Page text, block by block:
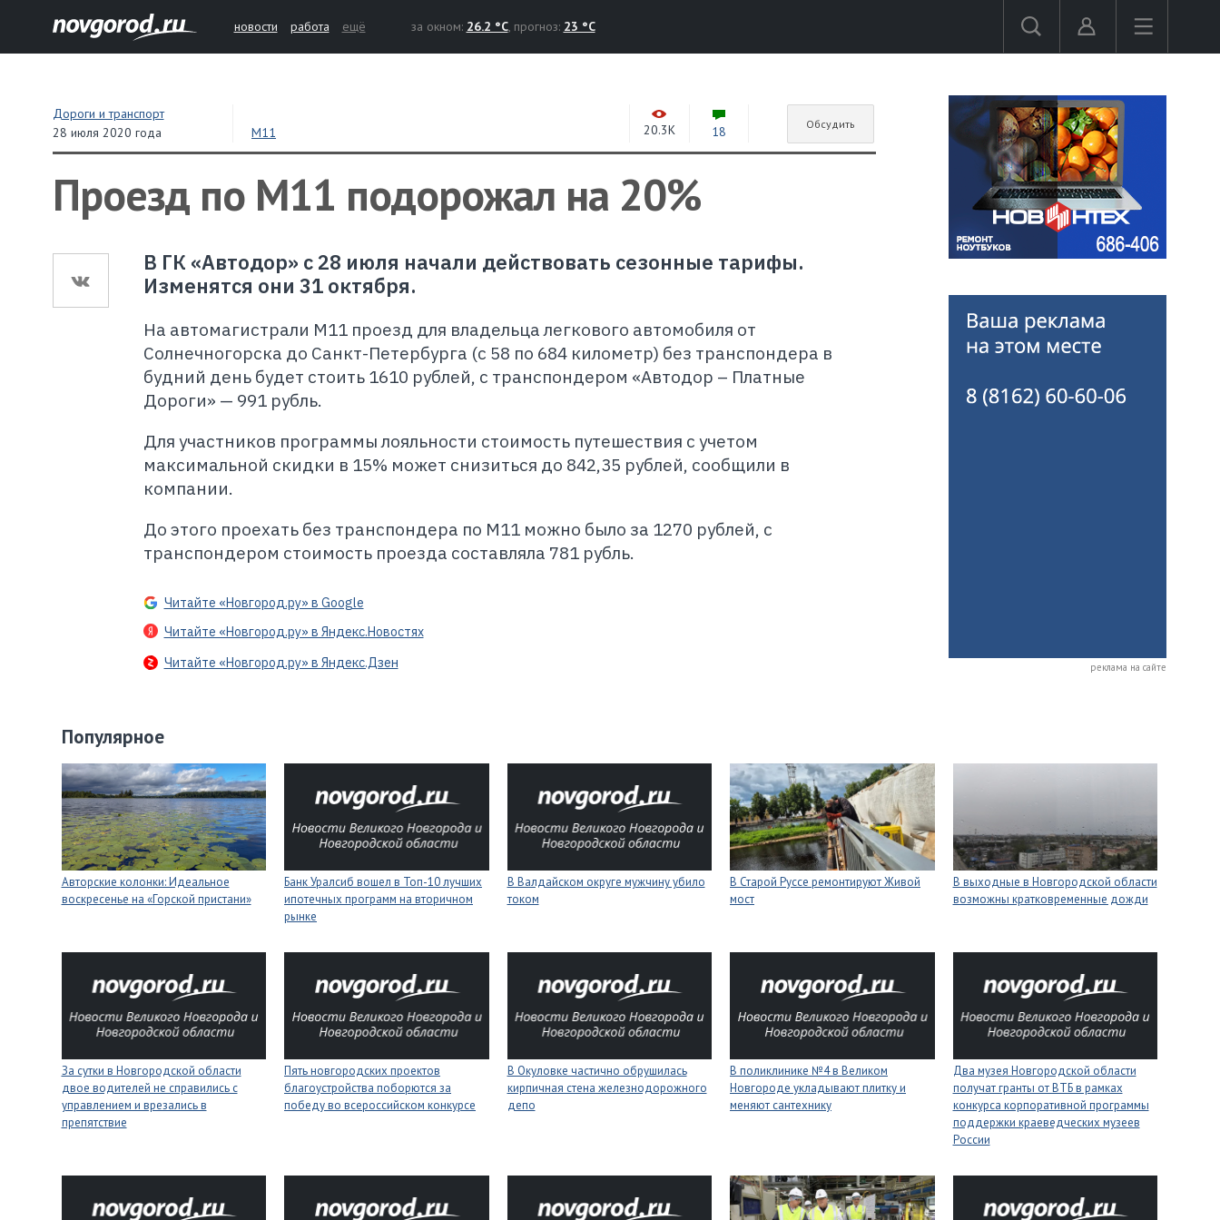
новости работа ещё за окном: 26.2 °C, прогноз: 23 °C
Дороги и транспорт
28 июля 2020 года
М11 20.3K 18 Обсудить
Проезд по М11 подорожал на 20%
В ГК «Автодор» с 28 июля начали действовать сезонные тарифы.
Изменятся они 31 октября.
На автомагистрали М11 проезд для владельца легкового автомобиля от
Солнечногорска до Санкт-Петербурга (с 58 по 684 километр) без транспондера в
будний день будет стоить 1610 рублей, с транспондером «Автодор – Платные
Дороги» — 991 рубль.
Для участников программы лояльности стоимость путешествия с учетом
максимальной скидки в 15% может снизиться до 842,35 рублей, сообщили в
компании.
До этого проехать без транспондера по М11 можно было за 1270 рублей, с
транспондером стоимость проезда составляла 781 рубль.
Читайте «Новгород.ру» в Google
Читайте «Новгород.ру» в Яндекс.Новостях
Читайте «Новгород.ру» в Яндекс.Дзен
реклама на сайте
Популярное
Авторские колонки: Идеальное
воскресенье на «Горской пристани»
Банк Уралсиб вошел в Топ-10 лучших
ипотечных программ на вторичном
рынке
В Валдайском округе мужчину убило
током
В Старой Руссе ремонтируют Живой
мост
В выходные в Новгородской области
возможны кратковременные дожди
За сутки в Новгородской области
двое водителей не справились с
управлением и врезались в
препятствие
Пять новгородских проектов
благоустройства поборются за
победу во всероссийском конкурсе
В Окуловке частично обрушилась
кирпичная стена железнодорожного
депо
В поликлинике №4 в Великом
Новгороде укладывают плитку и
меняют сантехнику
Два музея Новгородской области
получат гранты от ВТБ в рамках
конкурса корпоративной программы
поддержки краеведческих музеев
России